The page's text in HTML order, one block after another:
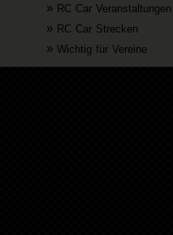
» RC Car Veranstaltungen
» RC Car Strecken
» Wichtig für Vereine